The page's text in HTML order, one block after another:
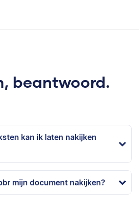
beantwoord.
kan ik laten nakijken
mijn document nakijken?